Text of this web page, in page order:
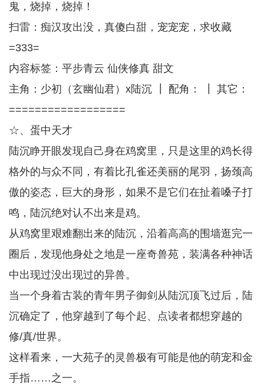
鬼，烧掉，烧掉！
扫雷：痴汉攻出没，真傻白甜，宠宠宠，求收藏
=333=
内容标签：平步青云 仙侠修真 甜文
主角：少初（玄幽仙君）x陆沉 ┃ 配角： ┃ 其它：
==================
☆、蛋中天才
陆沉睁开眼发现自己身在鸡窝里，只是这里的鸡长得
格外的与众不同，有着比孔雀还美丽的尾羽，扬颈高
傲的姿态，巨大的身形，如果不是它们在扯着嗓子打
鸣，陆沉绝对认不出来是鸡。
从鸡窝里艰难翻出来的陆沉，沿着高高的围墙逛完一
圈后，发现他身处之地是一座奇兽苑，装满各种神话
中出现过没出现过的异兽。
当一个身着古装的青年男子御剑从陆沉顶飞过后，陆
沉确定了，他穿越到了每个起、点读者都想穿越的
修/真/世界。
这样看来，一大苑子的灵兽极有可能是他的萌宠和金
手指……之一。